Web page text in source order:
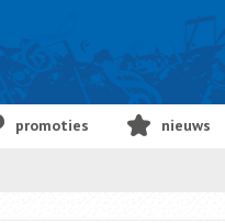
promoties nieuws